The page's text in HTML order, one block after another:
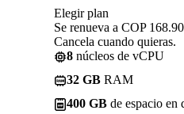
Elegir plan
Se renueva a COP
Cancela cuando quieras.
8 núcleos de vCPU
32 GB RAM
400 GB de espacio